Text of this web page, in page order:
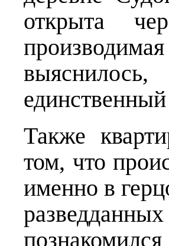
открыта
единственный
Также
том, что
именно в